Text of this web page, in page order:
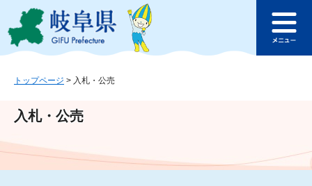
ジ
ュ
文
このページの本文へ
ュ
トップページ > 入札・公売
入札・公売